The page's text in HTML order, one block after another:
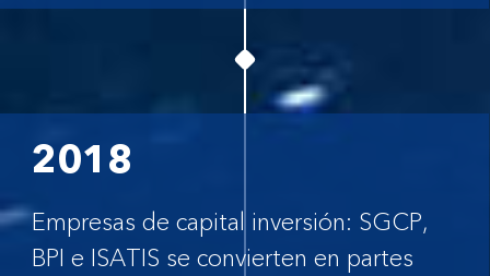
2018
Empresas de capital inversión: SGCP,
BPI e ISATIS se convierten en partes